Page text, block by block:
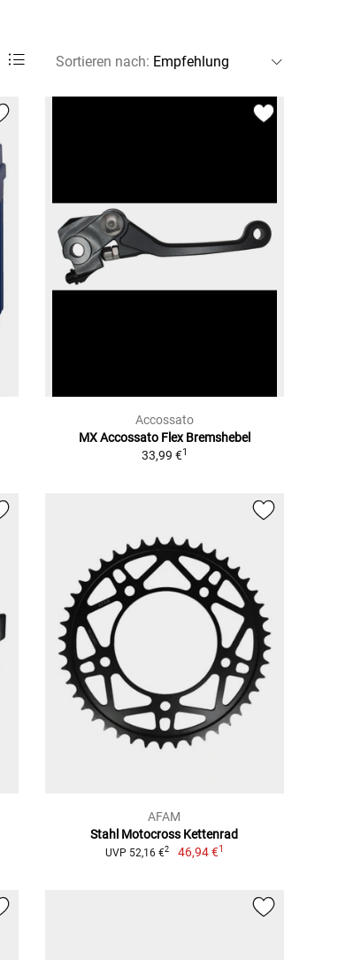
Sortieren nach:
Accossato
MX Accossato Flex Bremshebel
33,99 €1
AFAM
Stahl Motocross Kettenrad
UVP 52,16 €2 46,94 €1